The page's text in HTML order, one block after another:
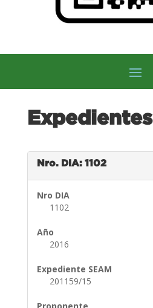
Expedientes
Nro. DIA: 1102
Nro DIA
1102
Año
2016
Expediente SEAM
201159/15